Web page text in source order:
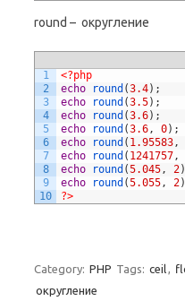
round – округление
1
2
3
4
5
6
7
8
9
10
<?php
echo
round (3.4) ;
echo
round (3.5) ;
echo
round (3.6) ;
echo
round (3.6, 0) ;
echo
round ( 1.95583,
echo
round ( 1241757,
echo
round (5.045, 2)
echo
round (5.055, 2)
?>
Category: PHP Tags: ceil,
округление